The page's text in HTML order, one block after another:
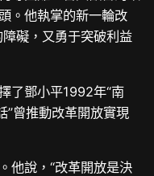
。他執掌的新一輪改
礙，又勇于突破利益
了鄧小平1992年“南
”曾推動改革開放實現
他說，“改革開放是決